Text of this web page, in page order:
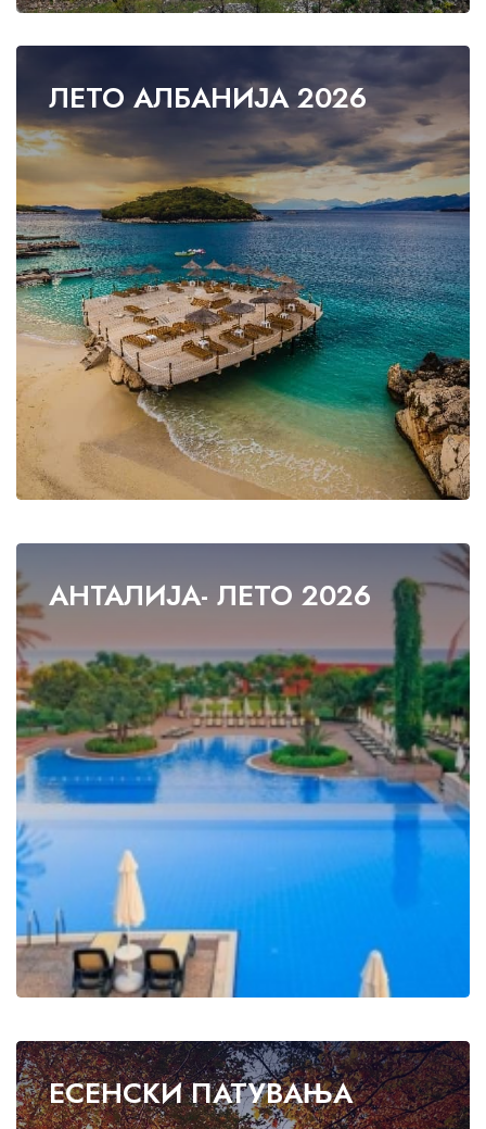
ЛЕТО АЛБАНИЈА 2026
АНТАЛИЈА- ЛЕТО 2026
ЕСЕНСКИ ПАТУВАЊА